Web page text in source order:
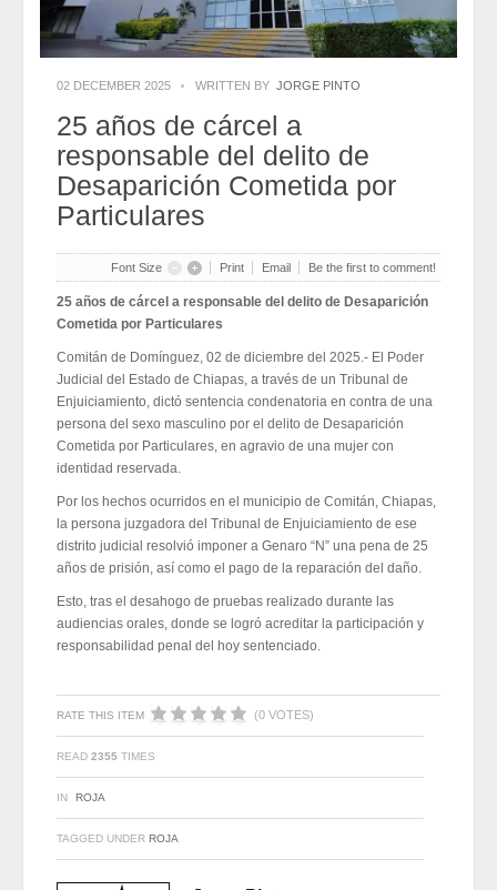
NEI inicia cadena de cambios entre exigencias de
transparencia y más espacios
2026-07-31
Edmundo Lazos Zuart, nuevo presidente del Club
Rotario Ejecutivo de San Cristóbal
2026-07-31
2026-07-31
transparencia y más espacios
Edmundo Lazos Zuart, nuevo presidente del Club
Rotario Ejecutivo de San Cristóbal
2026-07-31
02 DECEMBER 2025 WRITTEN BY JORGE PINTO
25 años de cárcel a
responsable del delito de
Desaparición Cometida por
Particulares
Font Size Print Email Be the first to comment!
25 años de cárcel a responsable del delito de Desaparición
Cometida por Particulares
Comitán de Domínguez, 02 de diciembre del 2025.- El Poder
Judicial del Estado de Chiapas, a través de un Tribunal de
Enjuiciamiento, dictó sentencia condenatoria en contra de una
persona del sexo masculino por el delito de Desaparición
Cometida por Particulares, en agravio de una mujer con
identidad reservada.
Por los hechos ocurridos en el municipio de Comitán, Chiapas,
la persona juzgadora del Tribunal de Enjuiciamiento de ese
distrito judicial resolvió imponer a Genaro “N” una pena de 25
años de prisión, así como el pago de la reparación del daño.
Esto, tras el desahogo de pruebas realizado durante las
audiencias orales, donde se logró acreditar la participación y
responsabilidad penal del hoy sentenciado.
RATE THIS ITEM (0 VOTES)
READ 2355 TIMES
IN ROJA
TAGGED UNDER ROJA